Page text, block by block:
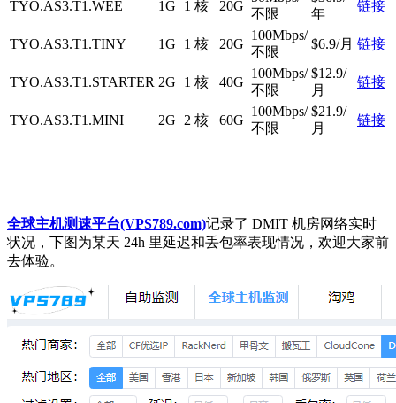
TYO.AS3.T1.WEE 1G 1 核 20G
不限
年
链接
TYO.AS3.T1.TINY 1G 1 核 20G
100Mbps/
不限
$6.9/月 链接
TYO.AS3.T1.STARTER 2G 1 核 40G
100Mbps/
不限
$12.9/
月
链接
TYO.AS3.T1.MINI 2G 2 核 60G
100Mbps/
不限
$21.9/
月
链接
全球主机测速平台(VPS789.com)记录了 DMIT 机房网络实时
状况，下图为某天 24h 里延迟和丢包率表现情况，欢迎大家前
去体验。